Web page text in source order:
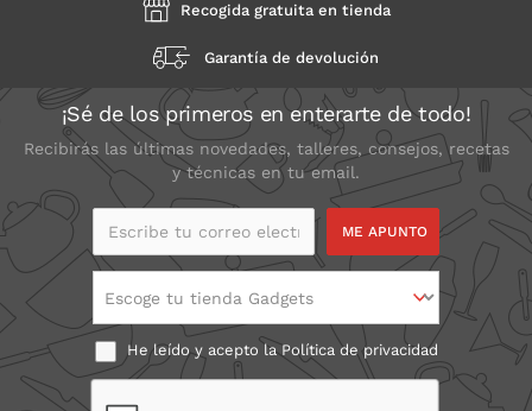
Recogida gratuita en tienda
Garantía de devolución
¡Sé de los primeros en enterarte de todo!
Recibirás las últimas novedades, talleres, consejos, recetas
y técnicas en tu email.
Escribe tu correo
Escoge tu tienda Gadgets
He leído y acepto laPolítica de privacidad